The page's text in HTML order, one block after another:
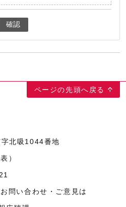
確認
ページの先頭へ戻る
北吸1044番地
）
問い合わせ・ご意見は